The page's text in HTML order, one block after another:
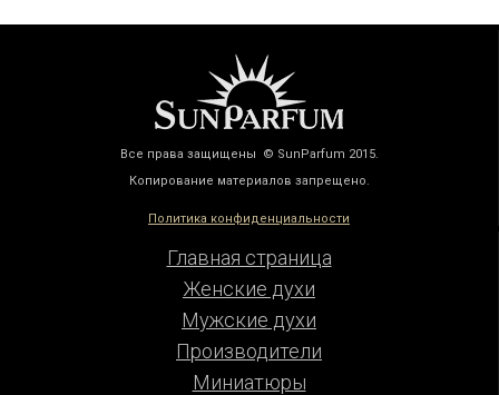
Все права защищены © SunParfum 2015.
Копирование материалов запрещено.
Политика конфиденциальности
Главная страница
Женские духи
Мужские духи
Производители
Миниатюры